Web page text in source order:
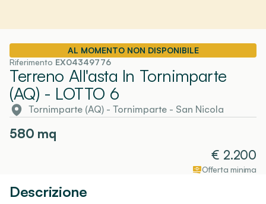
AL MOMENTO NON DISPONIBILE
Riferimento EX04349776
Terreno All'asta In Tornimparte
(AQ) - LOTTO 6
Tornimparte (AQ) - Tornimparte - San Nicola
580 mq
€ 2.200
Offerta minima
Descrizione